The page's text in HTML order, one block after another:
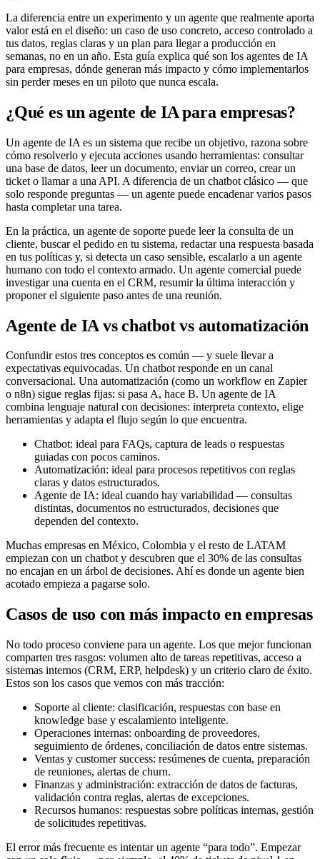
La diferencia entre un experimento y un agente que realmente aporta
valor está en el diseño: un caso de uso concreto, acceso controlado a
tus datos, reglas claras y un plan para llegar a producción en
semanas, no en un año. Esta guía explica qué son los agentes de IA
para empresas, dónde generan más impacto y cómo implementarlos
sin perder meses en un piloto que nunca escala.
¿Qué es un agente de IA para empresas?
Un agente de IA es un sistema que recibe un objetivo, razona sobre
cómo resolverlo y ejecuta acciones usando herramientas: consultar
una base de datos, leer un documento, enviar un correo, crear un
ticket o llamar a una API. A diferencia de un chatbot clásico — que
solo responde preguntas — un agente puede encadenar varios pasos
hasta completar una tarea.
En la práctica, un agente de soporte puede leer la consulta de un
cliente, buscar el pedido en tu sistema, redactar una respuesta basada
en tus políticas y, si detecta un caso sensible, escalarlo a un agente
humano con todo el contexto armado. Un agente comercial puede
investigar una cuenta en el CRM, resumir la última interacción y
proponer el siguiente paso antes de una reunión.
Agente de IA vs chatbot vs automatización
Confundir estos tres conceptos es común — y suele llevar a
expectativas equivocadas. Un chatbot responde en un canal
conversacional. Una automatización (como un workflow en Zapier
o n8n) sigue reglas fijas: si pasa A, hace B. Un agente de IA
combina lenguaje natural con decisiones: interpreta contexto, elige
herramientas y adapta el flujo según lo que encuentra.
Chatbot: ideal para FAQs, captura de leads o respuestas
guiadas con pocos caminos.
Automatización: ideal para procesos repetitivos con reglas
claras y datos estructurados.
Agente de IA: ideal cuando hay variabilidad — consultas
distintas, documentos no estructurados, decisiones que
dependen del contexto.
Muchas empresas en México, Colombia y el resto de LATAM
empiezan con un chatbot y descubren que el 30% de las consultas
no encajan en un árbol de decisiones. Ahí es donde un agente bien
acotado empieza a pagarse solo.
Casos de uso con más impacto en empresas
No todo proceso conviene para un agente. Los que mejor funcionan
comparten tres rasgos: volumen alto de tareas repetitivas, acceso a
sistemas internos (CRM, ERP, helpdesk) y un criterio claro de éxito.
Estos son los casos que vemos con más tracción:
Soporte al cliente: clasificación, respuestas con base en
knowledge base y escalamiento inteligente.
Operaciones internas: onboarding de proveedores,
seguimiento de órdenes, conciliación de datos entre sistemas.
Ventas y customer success: resúmenes de cuenta, preparación
de reuniones, alertas de churn.
Finanzas y administración: extracción de datos de facturas,
validación contra reglas, alertas de excepciones.
Recursos humanos: respuestas sobre políticas internas, gestión
de solicitudes repetitivas.
El error más frecuente es intentar un agente “para todo”. Empezar